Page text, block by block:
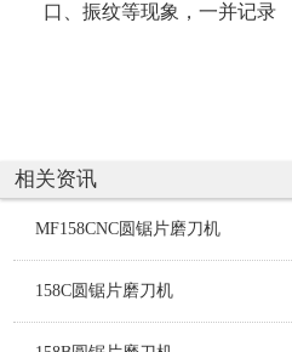
口、振纹等现象，一并记录
相关资讯
MF158CNC圆锯片磨刀机
158C圆锯片磨刀机